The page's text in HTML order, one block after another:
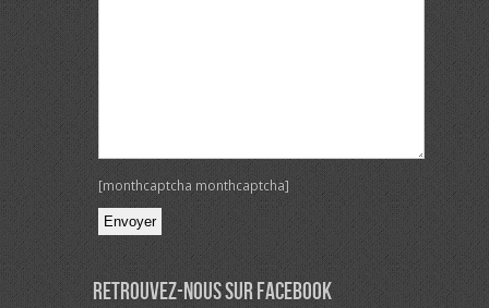
[monthcaptcha monthcaptcha]
Veuillez laisser ce champ vide.
Retrouvez-nous sur Facebook